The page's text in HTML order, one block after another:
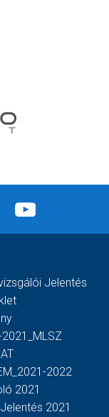
Jelentés
2021_MLSZ
2022
2021
2021